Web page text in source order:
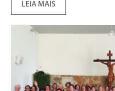
LEIA MAIS